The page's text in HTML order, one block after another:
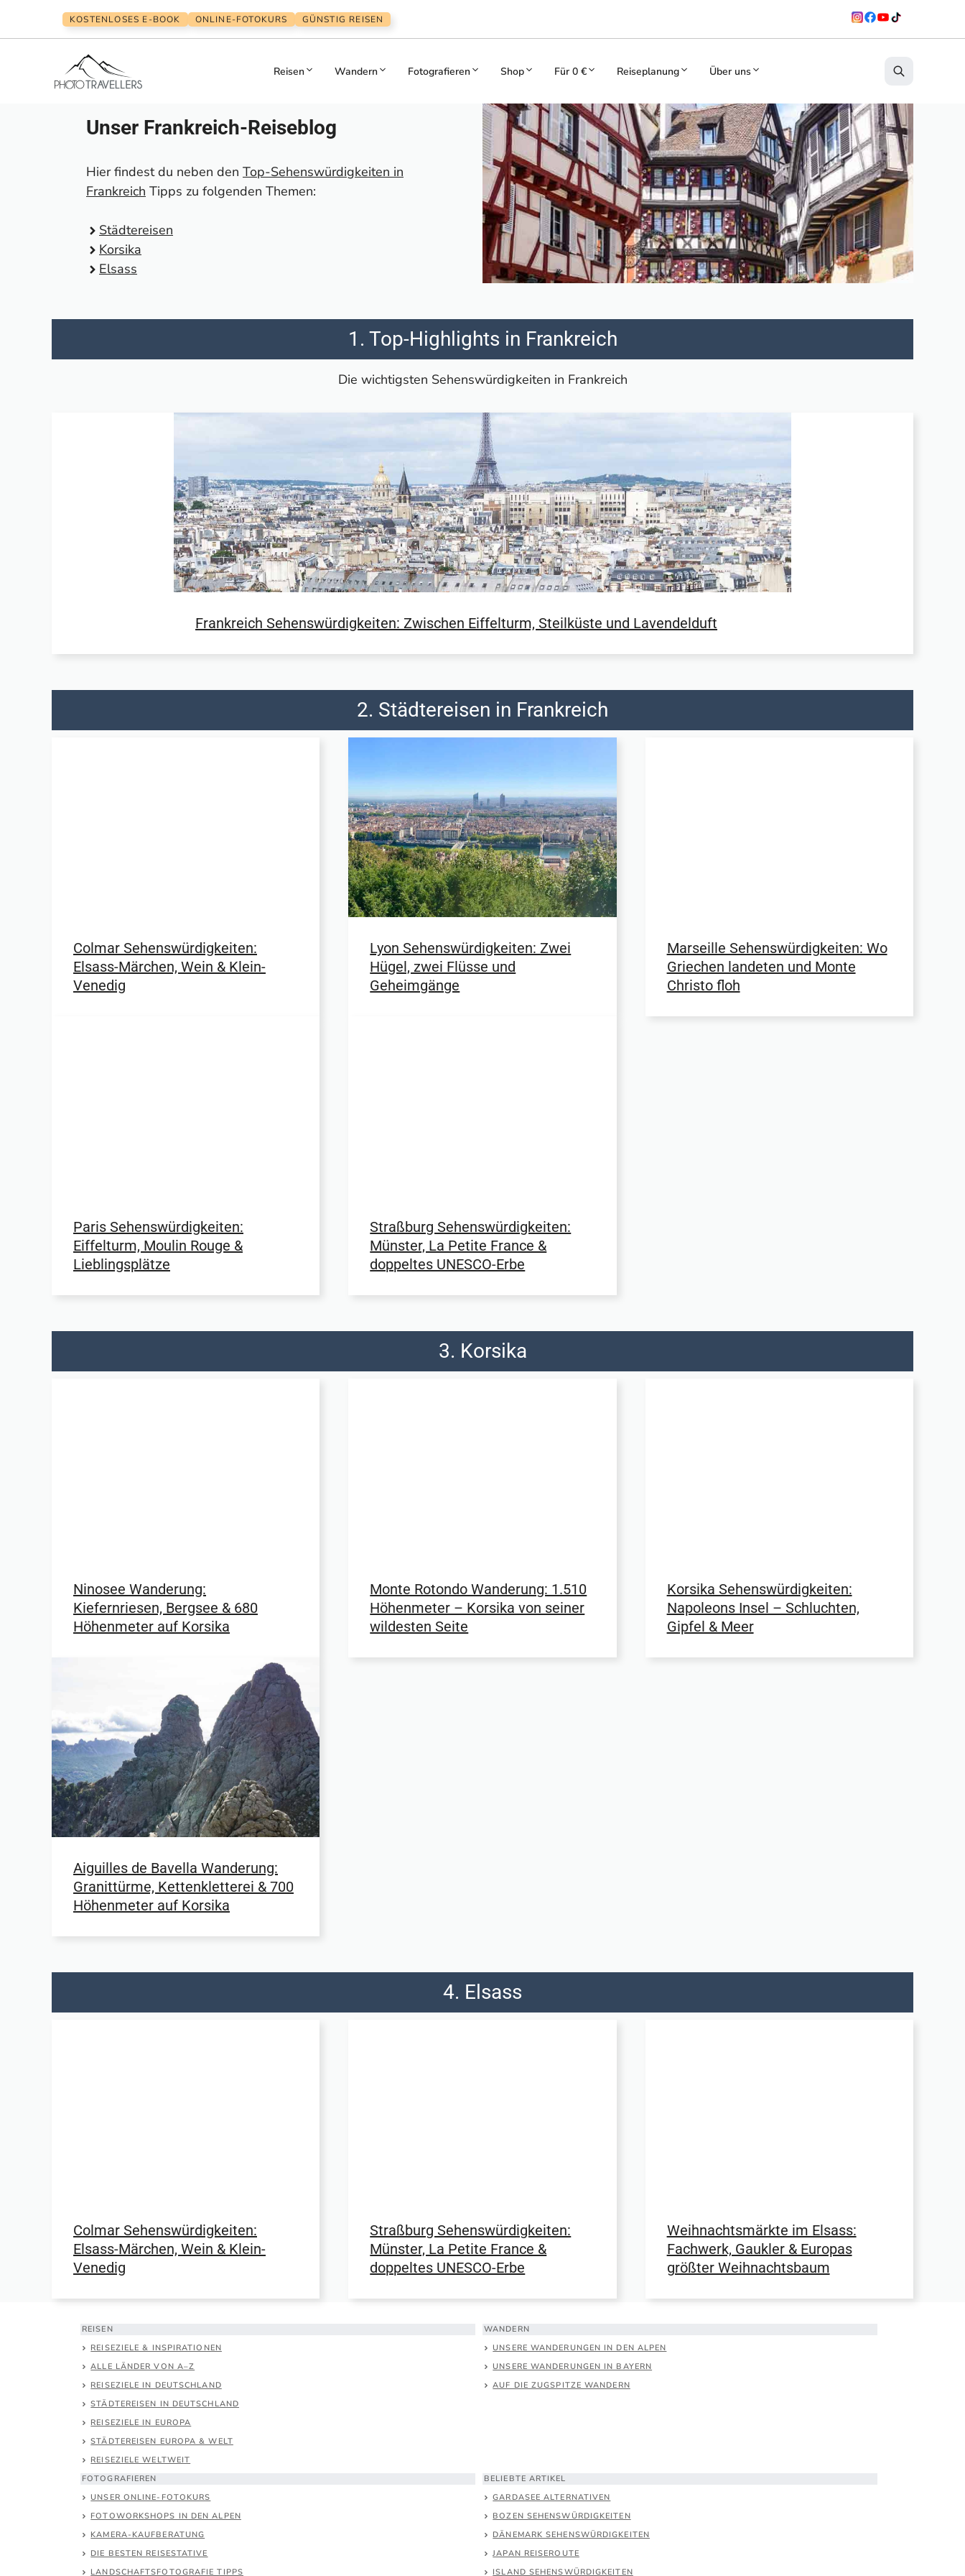
KOSTENLOSES E-BOOK ONLINE-FOTOKURS GÜNSTIG REISEN
Reisen Wandern Fotografieren Shop Für 0 € Reiseplanung Über uns
Unser Frankreich-Reiseblog
Hier findest du neben den Top-Sehenswürdigkeiten in
Frankreich Tipps zu folgenden Themen:
Städtereisen
Korsika
Elsass
1. Top-Highlights in Frankreich
Die wichtigsten Sehenswürdigkeiten in Frankreich
Frankreich Sehenswürdigkeiten: Zwischen Eiffelturm, Steilküste und Lavendelduft
2. Städtereisen in Frankreich
Colmar Sehenswürdigkeiten:
Elsass-Märchen, Wein & Klein-
Venedig
Lyon Sehenswürdigkeiten: Zwei
Hügel, zwei Flüsse und
Geheimgänge
Marseille Sehenswürdigkeiten: Wo
Griechen landeten und Monte
Christo floh
Paris Sehenswürdigkeiten:
Eiffelturm, Moulin Rouge &
Lieblingsplätze
Straßburg Sehenswürdigkeiten:
Münster, La Petite France &
doppeltes UNESCO-Erbe
3. Korsika
Ninosee Wanderung:
Kiefernriesen, Bergsee & 680
Höhenmeter auf Korsika
Monte Rotondo Wanderung: 1.510
Höhenmeter – Korsika von seiner
wildesten Seite
Korsika Sehenswürdigkeiten:
Napoleons Insel – Schluchten,
Gipfel & Meer
Aiguilles de Bavella Wanderung:
Granittürme, Kettenkletterei & 700
Höhenmeter auf Korsika
4. Elsass
Colmar Sehenswürdigkeiten:
Elsass-Märchen, Wein & Klein-
Venedig
Straßburg Sehenswürdigkeiten:
Münster, La Petite France &
doppeltes UNESCO-Erbe
Weihnachtsmärkte im Elsass:
Fachwerk, Gaukler & Europas
größter Weihnachtsbaum
REISEN
REISEZIELE & INSPIRATIONEN
ALLE LÄNDER VON A–Z
REISEZIELE IN DEUTSCHLAND
STÄDTEREISEN IN DEUTSCHLAND
REISEZIELE IN EUROPA
STÄDTEREISEN EUROPA & WELT
REISEZIELE WELTWEIT
WANDERN
UNSERE WANDERUNGEN IN DEN ALPEN
UNSERE WANDERUNGEN IN BAYERN
AUF DIE ZUGSPITZE WANDERN
FOTOGRAFIEREN
UNSER ONLINE-FOTOKURS
FOTOWORKSHOPS IN DEN ALPEN
KAMERA-KAUFBERATUNG
DIE BESTEN REISESTATIVE
LANDSCHAFTSFOTOGRAFIE TIPPS
BELIEBTE ARTIKEL
GARDASEE ALTERNATIVEN
BOZEN SEHENSWÜRDIGKEITEN
DÄNEMARK SEHENSWÜRDIGKEITEN
JAPAN REISEROUTE
ISLAND SEHENSWÜRDIGKEITEN